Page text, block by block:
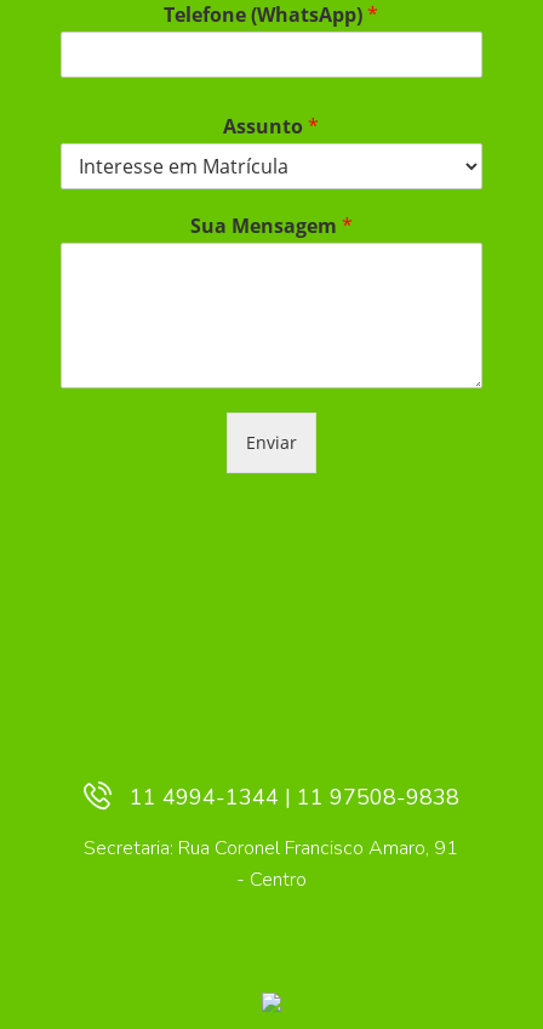
Telefone (WhatsApp)*
Assunto*
Sua Mensagem *
Enviar
11 4994-1344 | 11 97508-9838
Secretaria: Rua Coronel Francisco Amaro, 91
- Centro